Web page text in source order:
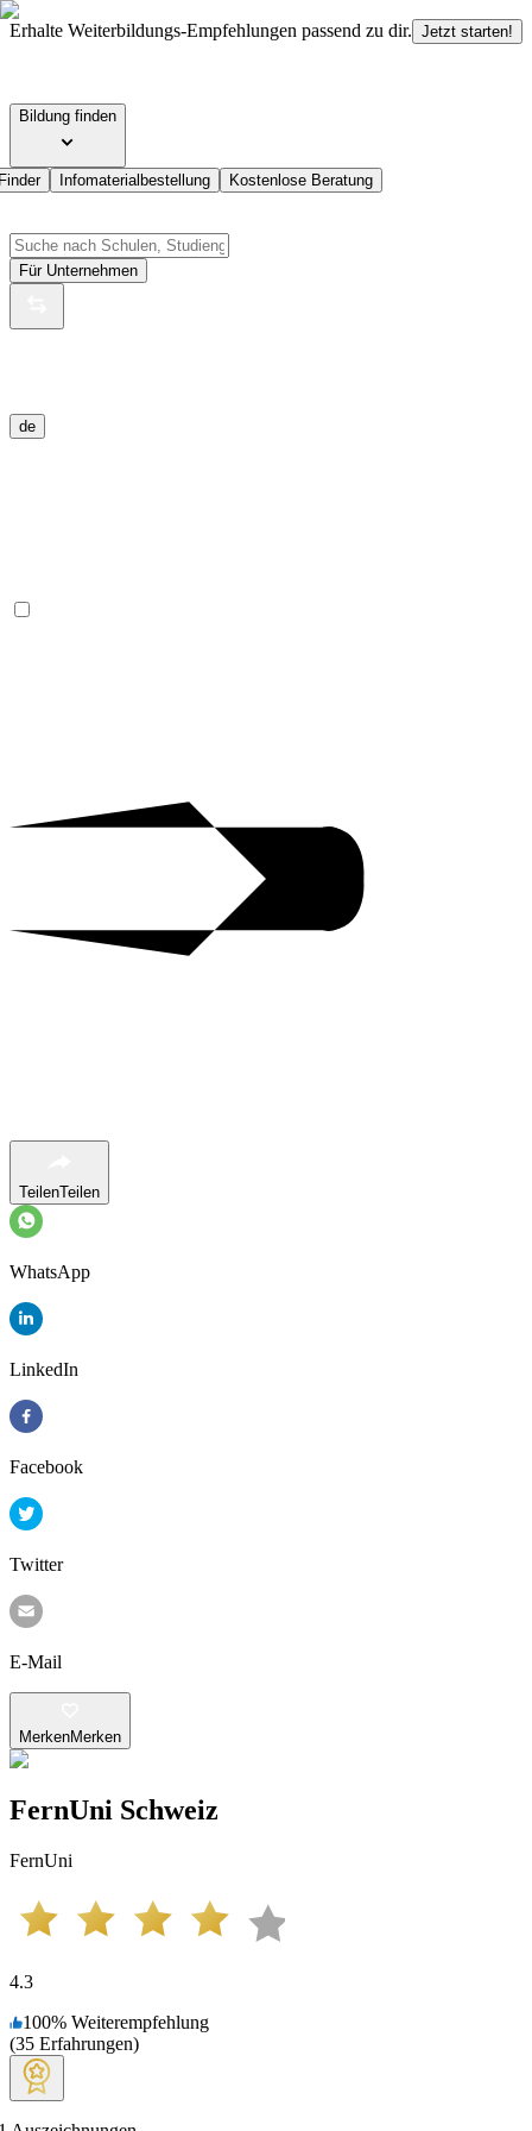
Erhalte Weiterbildungs-Empfehlungen passend zu dir. Jetzt starten!
Bildung finden
Infomaterialbestellung Kostenlose Beratung
Für Unternehmen
de
TeilenTeilen
WhatsApp
LinkedIn
Facebook
Twitter
E-Mail
MerkenMerken
FernUni Schweiz
FernUni
4.3
100% Weiterempfehlung
(35 Erfahrungen)